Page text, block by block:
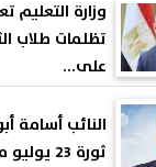
وزارة التعليم
تظلمات طلاب
على...
النائب أسامة
ثورة 23 يوليو محطة وطنية...